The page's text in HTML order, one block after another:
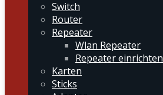
Switch
Router
Repeater
Wlan Repeater
Repeater einrichten
Karten
Sticks